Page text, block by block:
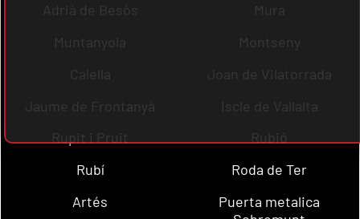
Adrià de Besòs
Mura
Muntanyola
Montseny
Calella
Joan de Vilatorrada
Jaume de Frontanyà
Iscle de Vallalta
Rupit i Pruit
Rubió
Rubí
Roda de Ter
Artés
Puerta metalica